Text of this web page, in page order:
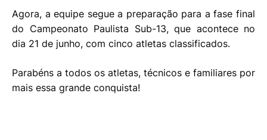
Agora, a equipe segue a preparação para a fase final
do Campeonato Paulista Sub-13, que acontece no
dia 21 de junho, com cinco atletas classificados.
Parabéns a todos os atletas, técnicos e familiares por
mais essa grande conquista!